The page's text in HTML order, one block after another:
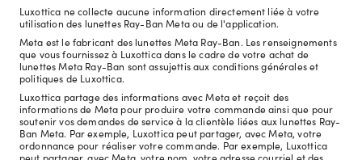
Luxottica ne collecte aucune information directement liée à votre
utilisation des lunettes Ray-Ban Meta ou de l'application.
Meta est le fabricant des lunettes Meta Ray-Ban. Les renseignements
que vous fournissez à Luxottica dans le cadre de votre achat de
lunettes Meta Ray-Ban sont assujettis aux conditions générales et
politiques de Luxottica.
Luxottica partage des informations avec Meta et reçoit des
informations de Meta pour produire votre commande ainsi que pour
soutenir vos demandes de service à la clientèle liées aux lunettes Ray-
Ban Meta. Par exemple, Luxottica peut partager, avec Meta, votre
ordonnance pour réaliser votre commande. Par exemple, Luxottica
peut partager, avec Meta, votre nom, votre adresse courriel et des